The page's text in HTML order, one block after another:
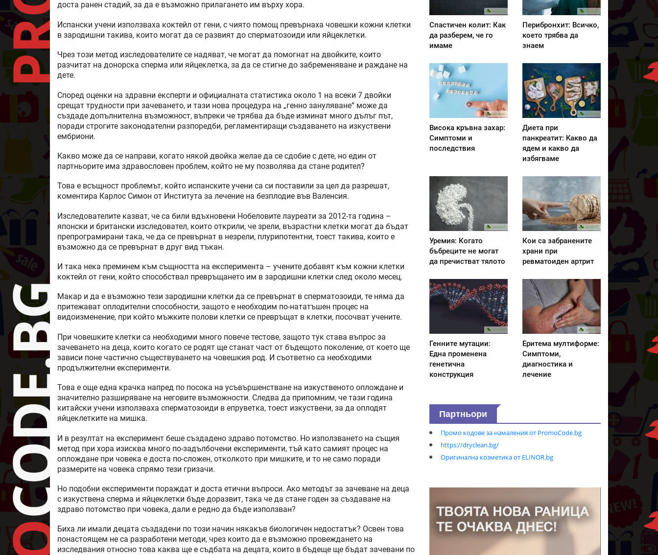
доста ранен стадий, за да е възможно прилагането им върху хора.
Испански учени използваха коктейл от гени, с чиято помощ превърнаха човешки кожни клетки
в зародишни такива, които могат да се развият до сперматозоиди или яйцеклетки.
Чрез този метод изследователите се надяват, че могат да помогнат на двойките, които
разчитат на донорска сперма или яйцеклетка, за да се стигне до забременяване и раждане на
дете.
Според оценки на здравни експерти и официалната статистика около 1 на всеки 7 двойки
срещат трудности при зачеването, и тази нова процедура на „генно зануляване“ може да
създаде допълнителна възможност, въпреки че трябва да бъде изминат много дълъг път,
поради строгите законодателни разпоредби, регламентиращи създаването на изкуствени
ембриони.
Какво може да се направи, когато някой двойка желае да се сдобие с дете, но един от
партньорите има здравословен проблем, който не му позволява да стане родител?
Това е всъщност проблемът, който испанските учени са си поставили за цел да разрешат,
коментира Карлос Симон от Института за лечение на безплодие във Валенсия.
Изследователите казват, че са били вдъхновени Нобеловите лауреати за 2012-та година –
японски и британски изследовател, които открили, че зрели, възрастни клетки могат да бъдат
препрограмирани така, че да се превърнат в незрели, плурипотентни, тоест такива, които е
възможно да се превърнат в друг вид тъкан.
И така нека преминем към същността на експеримента – учените добавят към кожни клетки
коктейл от гени, който способствал превръщането им в зародишни клетки след около месец.
Макар и да е възможно тези зародишни клетки да се превърнат в сперматозоиди, те няма да
притежават оплодителни способности, защото е необходим по-нататъшен процес на
видоизменение, при който мъжките полови клетки се превръщат в клетки, посочват учените.
При човешките клетки са необходими много повече тестове, защото тук става въпрос за
зачеването на деца, които когато се родят ще станат част от бъдещото поколение, от което ще
зависи поне частично съществуването на човешкия род. И съответно са необходими
продължителни експерименти.
Това е още една крачка напред по посока на усъвършенстване на изкуственото оплождане и
значително разширяване на неговите възможности. Следва да припомним, че тази година
китайски учени използваха сперматозоиди в епруветка, тоест изкуствени, за да оплодят
яйцеклетките на мишка.
И в резултат на експеримент беше създадено здраво потомство. Но използването на същия
метод при хора изисква много по-задълбочени експерименти, тъй като самият процес на
оплождане при човека е доста по-сложен, отколкото при мишките, и то не само поради
размерите на човека спрямо тези гризачи.
Но подобни експерименти пораждат и доста етични въпроси. Ако методът за зачеване на деца
с изкуствена сперма и яйцеклетки бъде доразвит, така че да стане годен за създаване на
здраво потомство при човека, дали е редно да бъде използван?
Биха ли имали децата създадени по този начин някакъв биологичен недостатък? Освен това
понастоящем не са разработени методи, чрез които да е възможно провеждането на
изследвания относно това каква ще е съдбата на децата, които в бъдеще ще бъдат зачевани по
Спастичен колит: Как
да разберем, че го
имаме
Перибронхит: Всичко,
което трябва да
знаем
Висока кръвна захар:
Симптоми и
последствия
Диета при
панкреатит: Kакво да
ядем и какво да
избягваме
Уремия: Когато
бъбреците не могат
да пречистват тялото
Кои са забранените
храни при
ревматоиден артрит
Генните мутации:
Една променена
генетична
конструкция
Еритема мултиформе:
Симптоми,
диагностика и
лечение
Партньори
Промо кодове за намаления от PromoCode.bg
https://dryclean.bg/
Оригинална козметика от ELINOR.bg